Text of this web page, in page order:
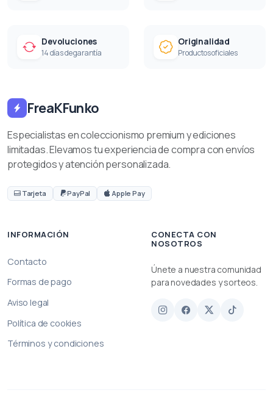
Devoluciones
14 días de garantía
Originalidad
Productos oficiales
FreaKFunko
Especialistas en coleccionismo premium y ediciones
limitadas. Elevamos tu experiencia de compra con envíos
protegidos y atención personalizada.
Tarjeta PayPal Apple Pay
INFORMACIÓN
Contacto
Formas de pago
Aviso legal
Política de cookies
Términos y condiciones
CONECTA CON
NOSOTROS
Únete a nuestra comunidad
para novedades y sorteos.